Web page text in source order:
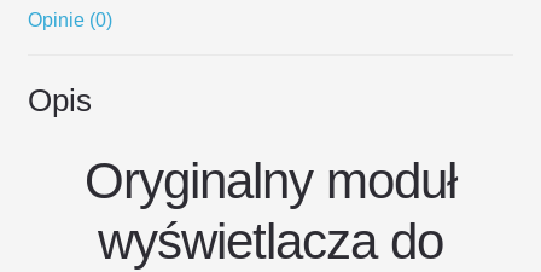
Opinie (0)
Opis
Oryginalny moduł
wyświetlacza do